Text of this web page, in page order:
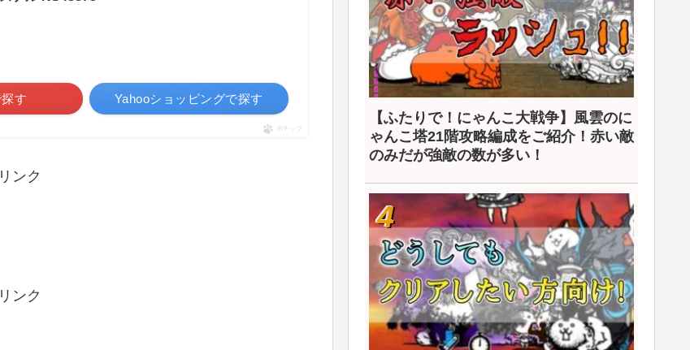
す Yahooショッピングで探す
ポチップ
ンク
ンク
【ふたりで！にゃんこ大戦争】風雲のに
ゃんこ塔21階攻略編成をご紹介！赤い敵
のみだが強敵の数が多い！